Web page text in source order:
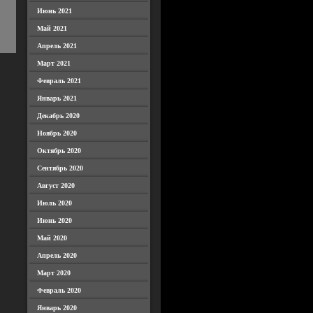
Июнь 2021
Май 2021
Апрель 2021
Март 2021
Февраль 2021
Январь 2021
Декабрь 2020
Ноябрь 2020
Октябрь 2020
Сентябрь 2020
Август 2020
Июль 2020
Июнь 2020
Май 2020
Апрель 2020
Март 2020
Февраль 2020
Январь 2020